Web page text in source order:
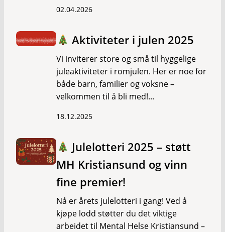
02.04.2026
Aktiviteter i julen 2025
Vi inviterer store og små til hyggelige
juleaktiviteter i romjulen. Her er noe for
både barn, familier og voksne –
velkommen til å bli med!...
18.12.2025
Julelotteri 2025 – støtt
MH Kristiansund og vinn
fine premier!
Nå er årets julelotteri i gang! Ved å
kjøpe lodd støtter du det viktige
arbeidet til Mental Helse Kristiansund –